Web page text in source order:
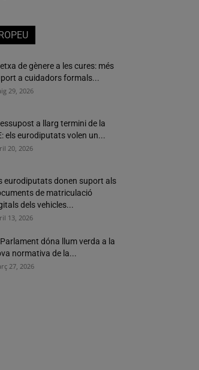
de gènere a les cures: més
a cuidadors formals...
29, 2026
a llarg termini de la
els eurodiputats volen un...
20, 2026
eurodiputats donen suport als
de matriculació
dels vehicles...
13, 2026
Parlament dóna llum verda a la
normativa de la...
27, 2026